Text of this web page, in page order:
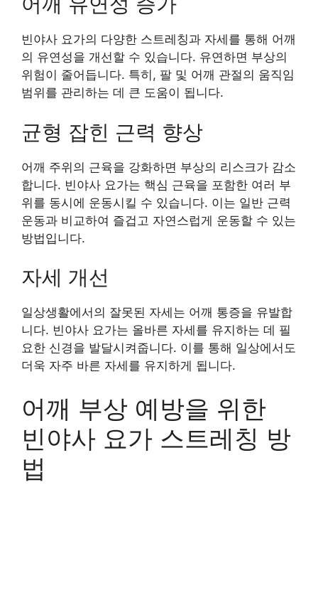
빈야사 요가의 다양한 스트레칭과 자세를 통해 어깨
의 유연성을 개선할 수 있습니다. 유연하면 부상의
위험이 줄어듭니다. 특히, 팔 및 어깨 관절의 움직임
범위를 관리하는 데 큰 도움이 됩니다.
균형 잡힌 근력 향상
어깨 주위의 근육을 강화하면 부상의 리스크가 감소
합니다. 빈야사 요가는 핵심 근육을 포함한 여러 부
위를 동시에 운동시킬 수 있습니다. 이는 일반 근력
운동과 비교하여 즐겁고 자연스럽게 운동할 수 있는
방법입니다.
자세 개선
일상생활에서의 잘못된 자세는 어깨 통증을 유발합
니다. 빈야사 요가는 올바른 자세를 유지하는 데 필
요한 신경을 발달시켜줍니다. 이를 통해 일상에서도
더욱 자주 바른 자세를 유지하게 됩니다.
어깨 부상 예방을 위한
빈야사 요가 스트레칭 방
법